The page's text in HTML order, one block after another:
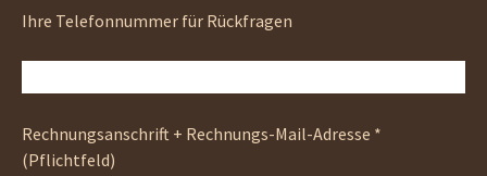
Ihre Telefonnummer für Rückfragen
Rechnungsanschrift + Rechnungs-Mail-Adresse *
(Pflichtfeld)